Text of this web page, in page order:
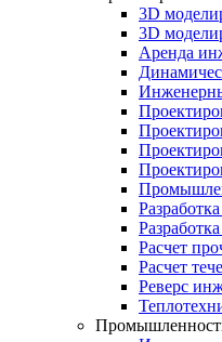
3D
3D
Аренда
Расчет
Расчет
Реверс